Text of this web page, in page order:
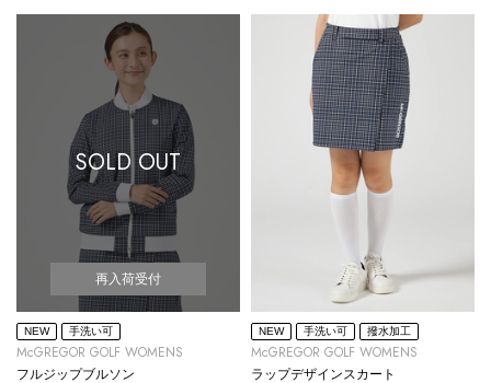
SOLD OUT
再入荷受付
NEW 手洗い可
McGREGOR GOLF WOMENS
フルジップブルソン
NEW 手洗い可 撥水加工
McGREGOR GOLF WOMENS
ラップデザインスカート